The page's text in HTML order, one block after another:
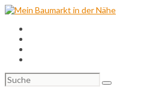
Suchen
nach: